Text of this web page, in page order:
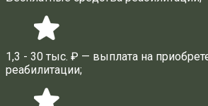
1,3 - 30 тыс. ₽ — выплата на
реабилитации;